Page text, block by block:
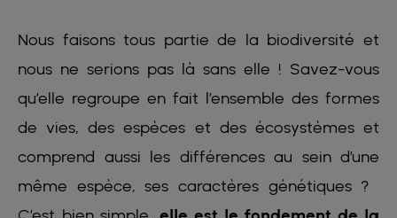
Nous faisons tous partie de la biodiversité et
nous ne serions pas là sans elle ! Savez-vous
qu’elle regroupe en fait l’ensemble des formes
de vies, des espèces et des écosystèmes et
comprend aussi les différences au sein d’une
même espèce, ses caractères génétiques ? ​